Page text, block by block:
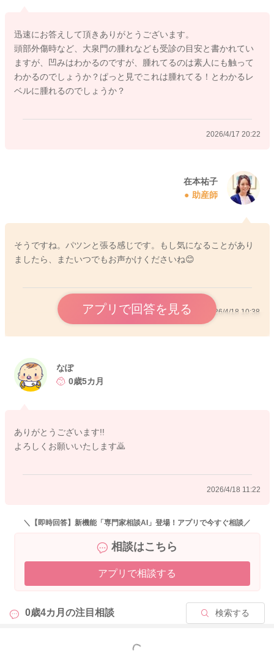
迅速にお答えして頂きありがとうございます。
頭部外傷時など、大泉門の腫れなども受診の目安と書かれてい
ますが、凹みはわかるのですが、腫れてるのは素人にも触って
わかるのでしょうか？ぱっと見でこれは腫れてる！とわかるレ
ベルに腫れるのでしょうか？
2026/4/17 20:22
在本祐子
助産師
そうですね。パツンと張る感じです。もし気になることがあり
ましたら、またいつでもお声かけくださいね😊
アプリで回答を見る 2026/4/18 10:38
なぽ
0歳5カ月
ありがとうございます!!
よろしくお願いいたします🙇
2026/4/18 11:22
＼【即時回答】新機能「専門家相談AI」登場！アプリで今すぐ相談／
相談はこちら
アプリで相談する
0歳4カ月の注目相談 検索する
もっと見る